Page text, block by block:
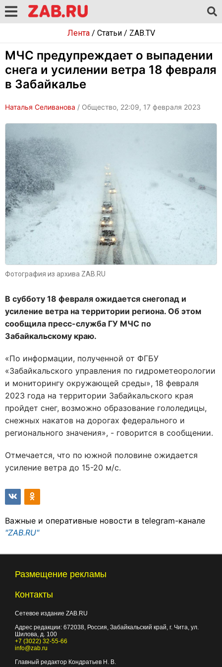
Лента/ Статьи/ ZAB.TV
МЧС предупреждает о выпадении
снега и усилении ветра 18 февраля
в Забайкалье
Наталья Селиванова / Общество, 22:09, 17 февраля 2023
Фотография из архива ZAB.RU
В субботу 18 февраля ожидается снегопад и
усиление ветра на территории региона. Об этом
сообщила пресс-служба ГУ МЧС по
Забайкальскому краю.
«По информации, полученной от ФГБУ
«Забайкальского управления по гидрометеорологии
и мониторингу окружающей среды», 18 февраля
2023 года на территории Забайкальского края
пройдет снег, возможно образование гололедицы,
снежных накатов на дорогах федерального и
регионального значения», - говорится в сообщении.
Отмечается, что по южной половине ожидается
усиление ветра до 15-20 м/с.
Важные и оперативные новости в telegram-канале
"ZAB.RU"
Размещение рекламы
Контакты
Сетевое издание ZAB.RU
Адрес редакции: 672038 , Россия, Забайкальский край, г. Чита ул.
Шилова, д. 100
+7 (3022) 32-55-66
info@zab.ru
Главный редактор Кондратьев Н. В.